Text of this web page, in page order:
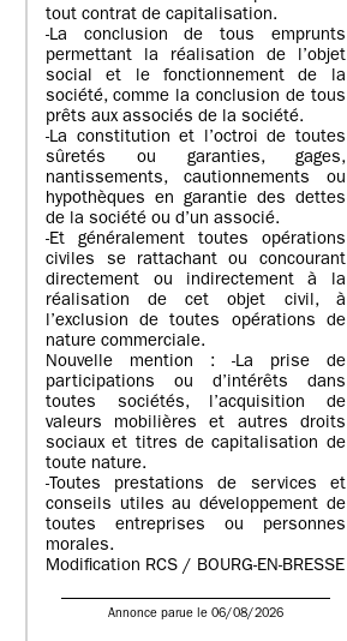
tout contrat de capitalisation.
-La conclusion de tous emprunts
permettant la réalisation de l’objet
social et le fonctionnement de la
société, comme la conclusion de tous
prêts aux associés de la société.
-La constitution et l’octroi de toutes
sûretés ou garanties, gages,
nantissements, cautionnements ou
hypothèques en garantie des dettes
de la société ou d’un associé.
-Et généralement toutes opérations
civiles se rattachant ou concourant
directement ou indirectement à la
réalisation de cet objet civil, à
l’exclusion de toutes opérations de
nature commerciale.
Nouvelle mention : -La prise de
participations ou d’intérêts dans
toutes sociétés, l’acquisition de
valeurs mobilières et autres droits
sociaux et titres de capitalisation de
toute nature.
-Toutes prestations de services et
conseils utiles au développement de
toutes entreprises ou personnes
morales.
Modification RCS / BOURG-EN-BRESSE
Annonce parue le 06/08/2026